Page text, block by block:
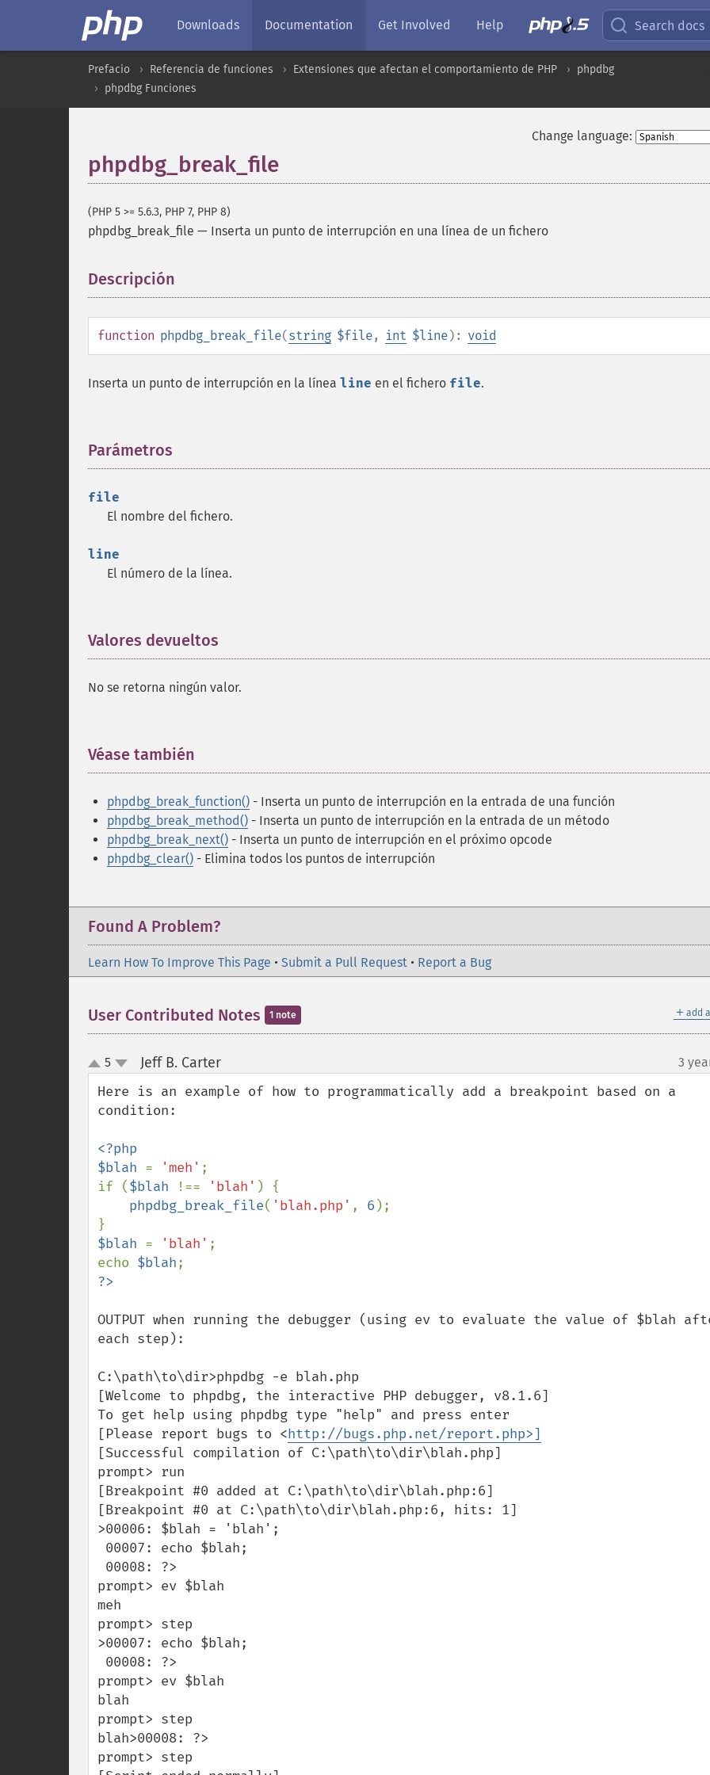
Downloads Documentation Get Involved Help Search docs
Prefacio Referencia de funciones Extensiones que afectan el comportamiento de PHP
phpdbg
phpdbg Funciones
Change language:
phpdbg_break_file
(PHP 5 >= 5.6.3, PHP 7, PHP 8)
phpdbg_break_file — Inserta un punto de interrupción en una línea de un fichero
Descripción
function phpdbg_break_file(string $file, int $line): void
Inserta un punto de interrupción en la línea line en el fichero file.
Parámetros
file
El nombre del fichero.
line
El número de la línea.
Valores devueltos
No se retorna ningún valor.
Véase también
phpdbg_break_function() - Inserta un punto de interrupción en la entrada de una función
phpdbg_break_method() - Inserta un punto de interrupción en la entrada de un método
phpdbg_break_next() - Inserta un punto de interrupción en el próximo opcode
phpdbg_clear() - Elimina todos los puntos de interrupción
Found A Problem?
Learn How To Improve This Page • Submit a Pull Request • Report a Bug
＋ add
User Contributed Notes 1 note
up
down
5 Jeff B. Carter¶ 3
Here is an example of how to programmatically add a breakpoint based on a
condition:
<?php
$blah = 'meh' ;
if ($blah !== 'blah' ) {
phpdbg_break_file( 'blah.php' , 6 );
$blah = 'blah' ;
echo $blah
OUTPUT when running the debugger (using ev to evaluate the value of $blah
each step):
C:\path\to\dir>phpdbg -e blah.php
[Welcome to phpdbg, the interactive PHP debugger, v8.1.6]
To get help using phpdbg type "help" and press enter
[Please report bugs to <http://bugs.php.net/report.php>]
[Successful compilation of C:\path\to\dir\blah.php]
prompt> run
[Breakpoint #0 added at C:\path\to\dir\blah.php:6]
[Breakpoint #0 at C:\path\to\dir\blah.php:6, hits: 1]
>00006: $blah = 'blah';
prompt> ev $blah
meh
prompt> step
>00007: echo $blah;
prompt> ev $blah
blah
prompt> step
blah>00008: ?>
prompt> step